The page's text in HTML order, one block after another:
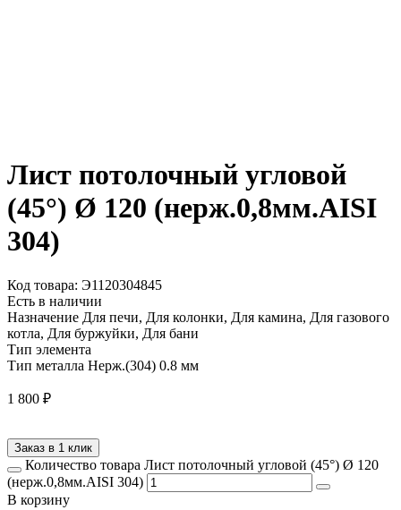
Лист потолочный угловой
(45°) Ø 120 (нерж.0,8мм.AISI
304)
Код товара: Э1120304845
Есть в наличии
Назначение Для печи, Для колонки, Для камина, Для газового
котла, Для буржуйки, Для бани
Тип элемента
Тип металла Нерж.(304) 0.8 мм
1 800 ₽
Заказ в 1 клик
Количество товара Лист потолочный угловой (45°) Ø 120
(нерж.0,8мм.AISI 304)
В корзину